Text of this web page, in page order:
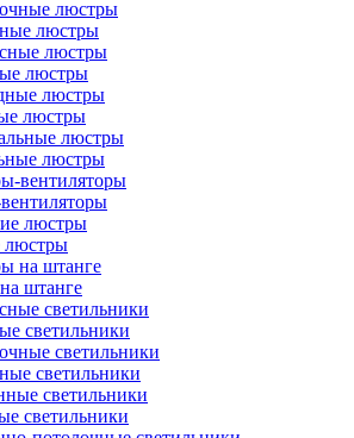
люстры
люстры
люстры
люстры
люстры
штанге
светильники
светильники
светильники